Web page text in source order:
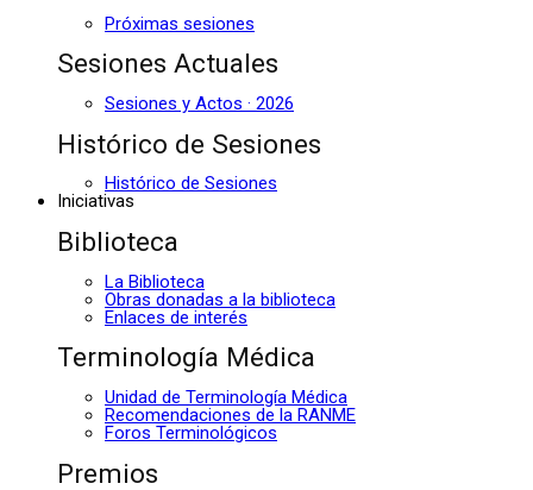
Próximas sesiones
Sesiones Actuales
Sesiones y Actos · 2026
Histórico de Sesiones
Histórico de Sesiones
Iniciativas
Biblioteca
La Biblioteca
Obras donadas a la biblioteca
Enlaces de interés
Terminología Médica
Unidad de Terminología Médica
Recomendaciones de la RANME
Foros Terminológicos
Premios